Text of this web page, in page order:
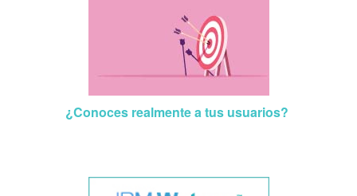
¿Conoces realmente a tus usuarios?